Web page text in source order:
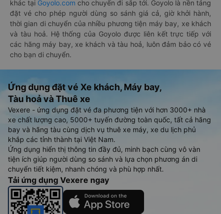
khác tại Goyolo.com cho chuyến đi sắp tới. Goyolo là nền tảng
đặt vé cho phép người dùng so sánh giá cả, giờ khởi hành,
thời gian di chuyển của nhiều phương tiện máy bay, xe khách
và tàu hoả. Hệ thống của Goyolo được liên kết trực tiếp với
các hãng máy bay, xe khách và tàu hoả, luôn đảm bảo có vé
cho bạn di chuyển.
Ứng dụng đặt vé Xe khách, Máy bay,
Tàu hoả và Thuê xe
Vexere - ứng dụng đặt vé đa phương tiện với hơn 3000+ nhà
xe chất lượng cao, 5000+ tuyến đường toàn quốc, tất cả hãng
bay và hãng tàu cùng dịch vụ thuê xe máy, xe du lịch phủ
khắp các tỉnh thành tại Việt Nam.
Ứng dụng hiển thị thông tin đầy đủ, minh bạch cùng vô vàn
tiện ích giúp người dùng so sánh và lựa chọn phương án di
chuyển tiết kiệm, nhanh chóng và phù hợp nhất.
Tải ứng dụng Vexere ngay